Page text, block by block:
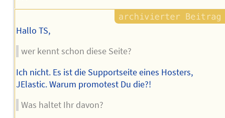
Hallo TS,
wer kennt schon diese Seite?
Ich nicht. Es ist die Supportseite eines Hosters,
JElastic. Warum promotest Du die?!
Was haltet Ihr davon?